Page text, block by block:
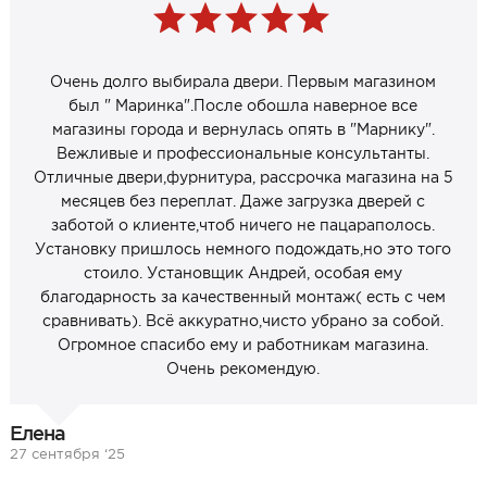
Очень долго выбирала двери. Первым магазином
был " Маринка".После обошла наверное все
магазины города и вернулась опять в "Марнику".
Вежливые и профессиональные консультанты.
Отличные двери,фурнитура, рассрочка магазина на 5
месяцев без переплат. Даже загрузка дверей с
заботой о клиенте,чтоб ничего не пацараполось.
Установку пришлось немного подождать,но это того
стоило. Установщик Андрей, особая ему
благодарность за качественный монтаж( есть с чем
сравнивать). Всё аккуратно,чисто убрано за собой.
Огромное спасибо ему и работникам магазина.
Очень рекомендую.
Елена
27 сентября ‘25